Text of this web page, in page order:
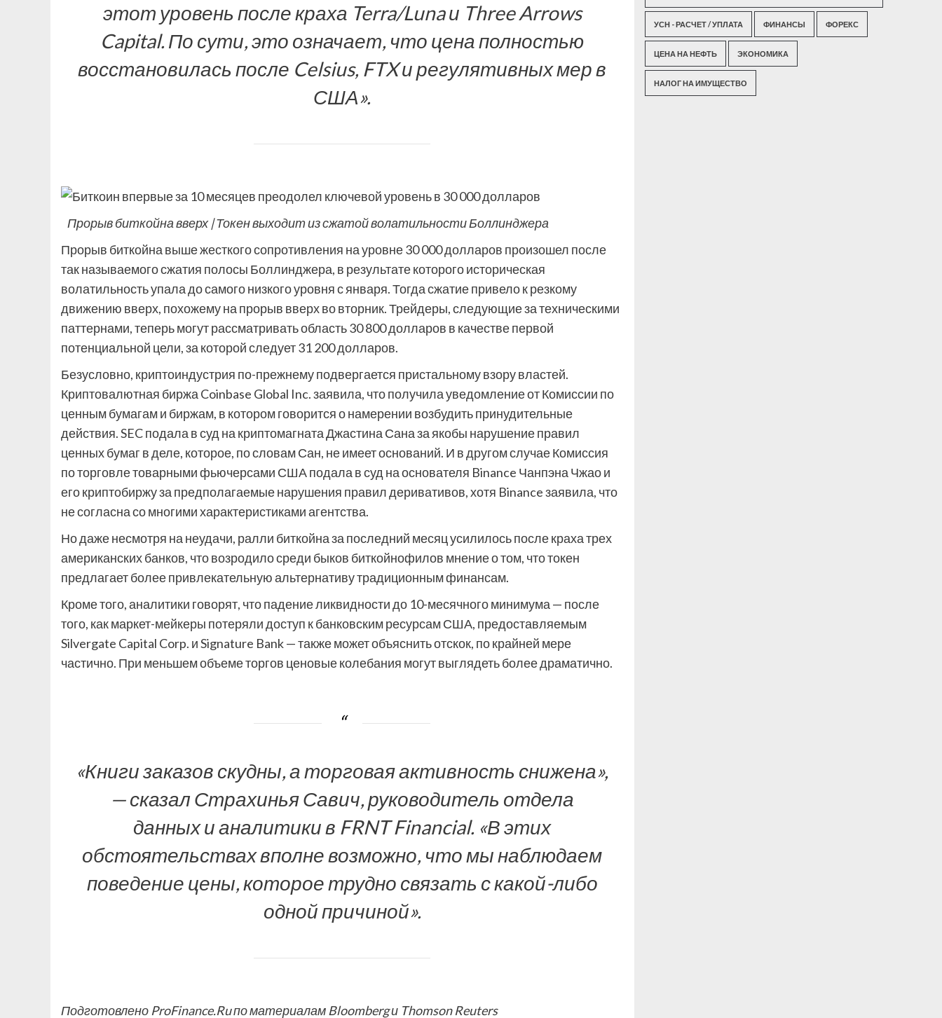
этот уровень после краха Terra/Luna и Three Arrows
Capital. По сути, это означает, что цена полностью
восстановилась после Celsius, FTX и регулятивных мер в
США».
Прорыв биткойна вверх | Токен выходит из сжатой волатильности Боллинджера
Прорыв биткойна выше жесткого сопротивления на уровне 30 000 долларов произошел после
так называемого сжатия полосы Боллинджера, в результате которого историческая
волатильность упала до самого низкого уровня с января. Тогда сжатие привело к резкому
движению вверх, похожему на прорыв вверх во вторник. Трейдеры, следующие за техническими
паттернами, теперь могут рассматривать область 30 800 долларов в качестве первой
потенциальной цели, за которой следует 31 200 долларов.
Безусловно, криптоиндустрия по-прежнему подвергается пристальному взору властей.
Криптовалютная биржа Coinbase Global Inc. заявила, что получила уведомление от Комиссии по
ценным бумагам и биржам, в котором говорится о намерении возбудить принудительные
действия. SEC подала в суд на криптомагната Джастина Сана за якобы нарушение правил
ценных бумаг в деле, которое, по словам Сан, не имеет оснований. И в другом случае Комиссия
по торговле товарными фьючерсами США подала в суд на основателя Binance Чанпэна Чжао и
его криптобиржу за предполагаемые нарушения правил деривативов, хотя Binance заявила, что
не согласна со многими характеристиками агентства.
Но даже несмотря на неудачи, ралли биткойна за последний месяц усилилось после краха трех
американских банков, что возродило среди быков биткойнофилов мнение о том, что токен
предлагает более привлекательную альтернативу традиционным финансам.
Кроме того, аналитики говорят, что падение ликвидности до 10-месячного минимума — после
того, как маркет-мейкеры потеряли доступ к банковским ресурсам США, предоставляемым
Silvergate Capital Corp. и Signature Bank — также может объяснить отскок, по крайней мере
частично. При меньшем объеме торгов ценовые колебания могут выглядеть более драматично.
«Книги заказов скудны, а торговая активность снижена»,
— сказал Страхинья Савич, руководитель отдела
данных и аналитики в FRNT Financial. «В этих
обстоятельствах вполне возможно, что мы наблюдаем
поведение цены, которое трудно связать с какой-либо
одной причиной».
Подготовлено ProFinance.Ru по материалам Bloomberg и Thomson Reuters
УСН - РАСЧЕТ / УПЛАТА ФИНАНСЫ ФОРЕКС
ЦЕНА НА НЕФТЬ ЭКОНОМИКА
НАЛОГ НА ИМУЩЕСТВО